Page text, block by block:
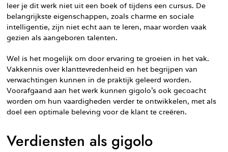
leer je dit werk niet uit een boek of tijdens een cursus. De
belangrijkste eigenschappen, zoals charme en sociale
intelligentie, zijn niet echt aan te leren, maar worden vaak
gezien als aangeboren talenten.
Wel is het mogelijk om door ervaring te groeien in het vak.
Vakkennis over klanttevredenheid en het begrijpen van
verwachtingen kunnen in de praktijk geleerd worden.
Voorafgaand aan het werk kunnen gigolo’s ook gecoacht
worden om hun vaardigheden verder te ontwikkelen, met als
doel een optimale beleving voor de klant te creëren.
Verdiensten als gigolo